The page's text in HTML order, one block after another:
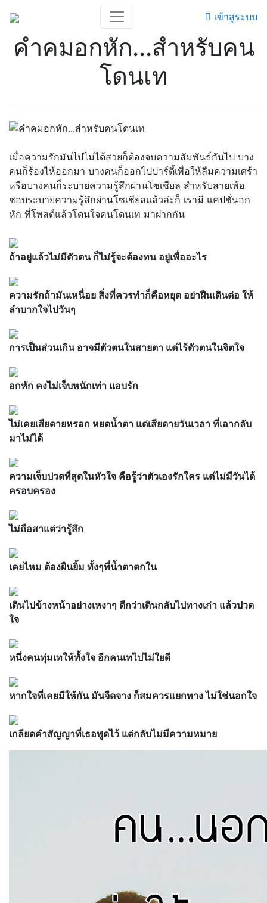
เข้าสู่ระบบ
คำคมอกหัก...สำหรับคน
โดนเท
เมื่อความรักมันไปไม่ได้สวยก็ต้องจบความสัมพันธ์กันไป บาง
คนก็ร้องไห้ออกมา บางคนก็ออกไปปาร์ตี้เพื่อให้ลืมความเศร้า
หรือบางคนก็ระบายความรู้สึกผ่านโซเชียล สำหรับสายเพ้อ
ชอบระบายความรู้สึกผ่านโซเชียลแล้วล่ะก็ เรามี แคปชั่นอก
หัก ที่โพสต์แล้วโดนใจคนโดนเท มาฝากกัน
ถ้าอยู่แล้วไม่มีตัวตน ก็ไม่รู้จะต้องทน อยู่เพื่ออะไร
ความรักถ้ามันเหนื่อย สิ่งที่ควรทำก็คือหยุด อย่าฝืนเดินต่อ ให้
ลำบากใจไปวันๆ
การเป็นส่วนเกิน อาจมีตัวตนในสายตา แต่ไร้ตัวตนในจิตใจ
อกหัก คงไม่เจ็บหนักเท่า แอบรัก
ไม่เคยเสียดายหรอก หยดน้ำตา แต่เสียดายวันเวลา ที่เอากลับ
มาไม่ได้
ความเจ็บปวดที่สุดในหัวใจ คือรู้ว่าตัวเองรักใคร แต่ไม่มีวันได้
ครอบครอง
ไม่ถือสาแต่ว่ารู้สึก
เคยไหม ต้องฝืนยิ้ม ทั้งๆที่น้ำตาตกใน
เดินไปข้างหน้าอย่างเหงาๆ ดีกว่าเดินกลับไปทางเก่า แล้วปวด
ใจ
หนึ่งคนทุ่มเทให้ทั้งใจ อีกคนเทไปไม่ใยดี
หากใจที่เคยมีให้กัน มันจืดจาง ก็สมควรแยกทาง ไม่ใช่นอกใจ
เกลียดคำสัญญาที่เธอพูดไว้ แต่กลับไม่มีความหมาย